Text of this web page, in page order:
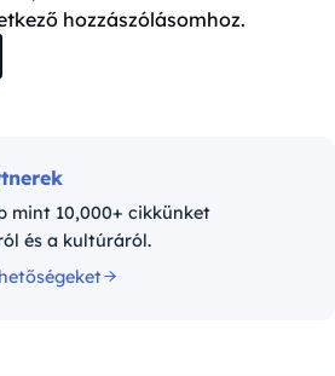
hozzászólásomhoz.
mint 10,000+ cikkünket
és a kultúráról.